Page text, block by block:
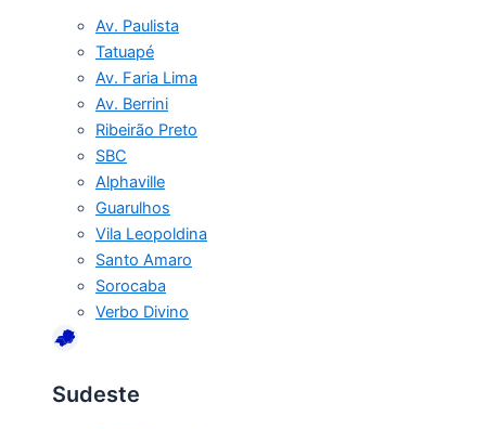
Av. Paulista
Tatuapé
Av. Faria Lima
Av. Berrini
Ribeirão Preto
SBC
Alphaville
Guarulhos
Vila Leopoldina
Santo Amaro
Sorocaba
Verbo Divino
Sudeste